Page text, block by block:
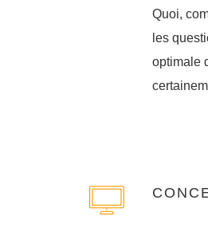
Quoi,
les
optimale